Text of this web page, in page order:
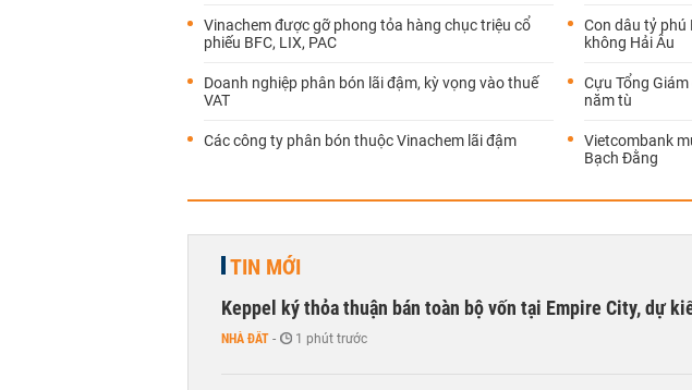
Vinachem được gỡ phong tỏa hàng chục triệu cổ
phiếu BFC, LIX, PAC
Doanh nghiệp phân bón lãi đậm, kỳ vọng vào thuế
VAT
Các công ty phân bón thuộc Vinachem lãi đậm
Con dâu tỷ phú
không Hải Âu
Cựu Tổng
năm tù
Vietcombank
Bạch Đằng
TIN MỚI
Keppel ký thỏa thuận bán toàn bộ vốn tại Empire City, dự
NHÀ ĐẤT - 1 phút trước